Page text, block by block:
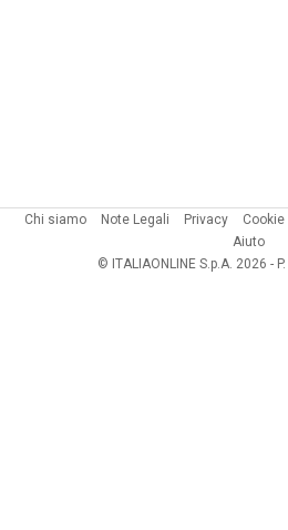
Chi siamo Note Legali Privacy Cookie
Aiuto
© ITALIAONLINE S.p.A. 2026 -